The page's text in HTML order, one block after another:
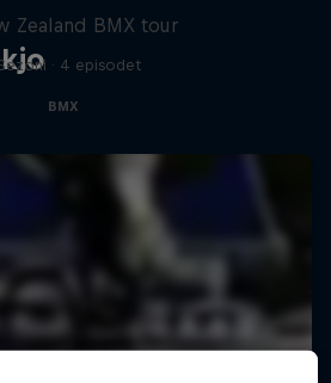
Zealand BMX tour
· 4 episodet
BMX